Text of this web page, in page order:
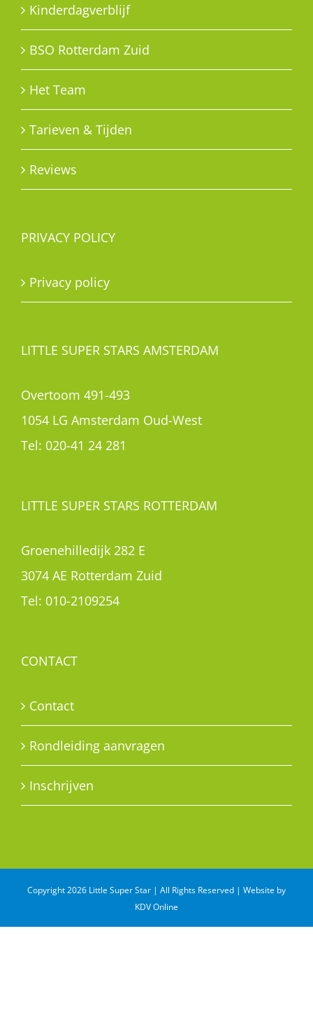
Kinderdagverblijf
BSO Rotterdam Zuid
Het Team
Tarieven & Tijden
Reviews
PRIVACY POLICY
Privacy policy
LITTLE SUPER STARS AMSTERDAM
Overtoom 491-493
1054 LG Amsterdam Oud-West
Tel: 020-41 24 281
LITTLE SUPER STARS ROTTERDAM
Groenehilledijk 282 E
3074 AE Rotterdam Zuid
Tel: 010-2109254
CONTACT
Contact
Rondleiding aanvragen
Inschrijven
Copyright 2026 Little Super Star | All Rights Reserved | Website by
KDV Online